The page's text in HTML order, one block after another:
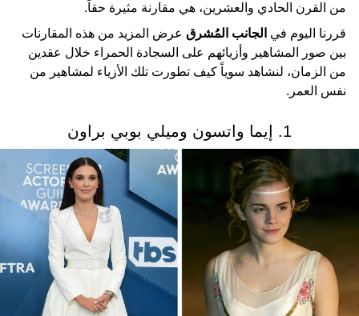
من القرن الحادي والعشرين، هي مقارنة مثيرة حقاً.
قررنا اليوم في الجانب المُشرق عرض المزيد من هذه المقارنات
بين صور المشاهير وأزيائهم على السجادة الحمراء خلال عقدين
من الزمان، لنشاهد سوياً كيف تطورت تلك الأزياء لمشاهير من
نفس العمر.
1. إيما واتسون وميلي بوبي براون